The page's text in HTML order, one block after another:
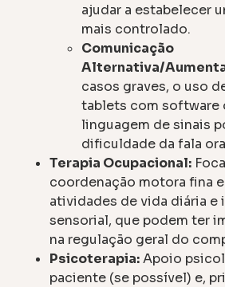
ajudar a estabelecer
mais controlado.
Comunicação
Alternativa/
casos graves, o uso
tablets com software
linguagem de sinais
dificuldade da fala
Terapia Ocupacional:
coordenação motora fina
atividades de vida diária e
sensorial, que podem ter
na regulação geral do
Psicoterapia:Apoio
paciente (se possível) e,